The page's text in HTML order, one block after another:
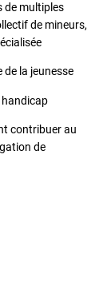
de multiples
de mineurs,
de la jeunesse
handicap
contribuer au
de